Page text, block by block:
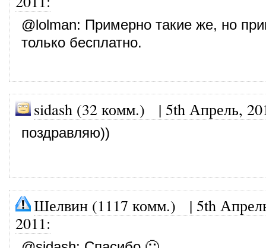
@lolman: Примерно такие же, но
только бесплатно.
sidash (32 комм.) | 5th Апрель,
поздравляю))
Шелвин (1117 комм.) | 5th
2011: